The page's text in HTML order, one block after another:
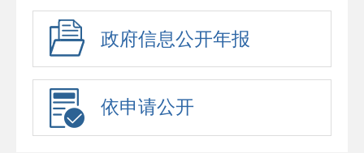
政府信息公开年报
依申请公开